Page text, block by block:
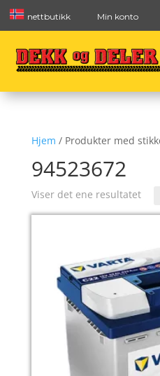
nettbutikk Min konto
Hjem / Produkter med
94523672
Viser det ene resultatet